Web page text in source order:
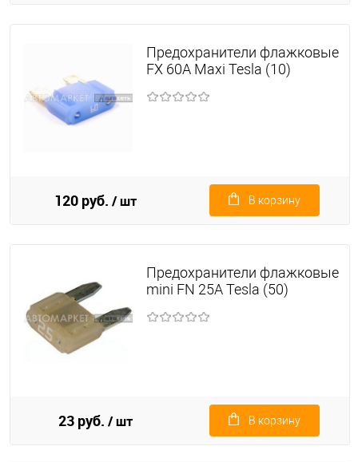
Предохранители флажковые
FX 60А Maxi Tesla (10)
120 руб. / шт В корзину
Предохранители флажковые
mini FN 25A Tesla (50)
23 руб. / шт В корзину